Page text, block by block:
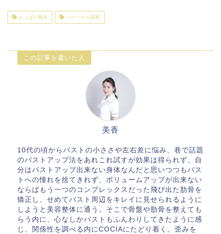
おっぱい整体 パーソナル診断
この記事を書いた人
美香
10代の頃からバストの小ささや左右差に悩み、巷で話題
のバストアップ法をあれこれ試すが効果は得られず。自
分はバストアップ出来ない身体なんだと思いつつもバス
トへの憧れを捨てきれず、ボリュームアップが出来ない
ならばもう一つのコンプレックスだった飛び出た肋骨を
矯正し、せめてバスト周辺をキレイに見せられるように
しようと美容整体に通う。そこで骨盤や肋骨を整えても
らう内に、心なしかバストもふんわりしてきたように感
じ、関係性を調べる内にCOCIAにたどり着く。歪みを